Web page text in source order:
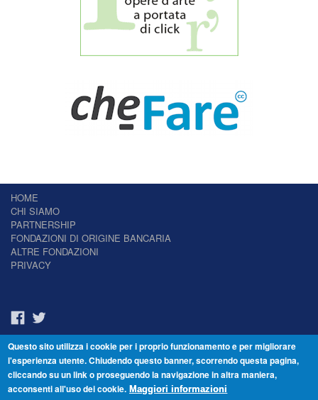
HOME
CHI SIAMO
PARTNERSHIP
FONDAZIONI DI ORIGINE BANCARIA
ALTRE FONDAZIONI
PRIVACY
Il Giornale delle Fondazioni - Periodico telematico
Reg. Tribunale n.7 del 22/07/2014 – ISSN 2421-2466
© Fondazione Venezia 2000 - Dorsoduro 3488/U - 30123 Venezia - Italia -
Questo sito utilizza i cookie per i proprio funzionamento e per migliorare
l'esperienza utente. Chiudendo questo banner, scorrendo questa pagina,
cliccando su un link o proseguendo la navigazione in altra maniera,
acconsenti all'uso dei cookie. Maggiori informazioni